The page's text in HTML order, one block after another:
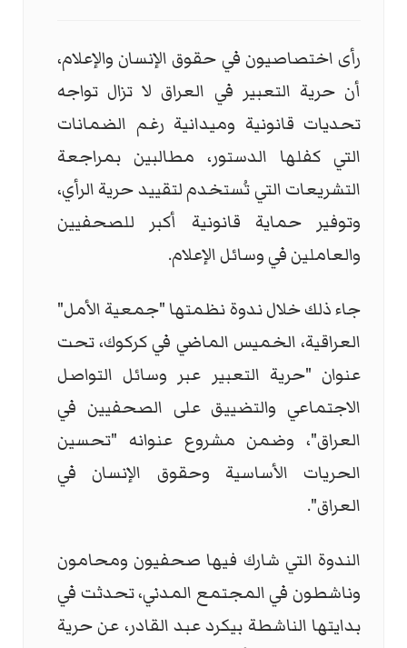
رأى اختصاصيون في حقوق الإنسان والإعلام،
أن حرية التعبير في العراق لا تزال تواجه
تحديات قانونية وميدانية رغم الضمانات
التي كفلها الدستور، مطالبين بمراجعة
التشريعات التي تُستخدم لتقييد حرية الرأي،
وتوفير حماية قانونية أكبر للصحفيين
والعاملين في وسائل الإعلام.
جاء ذلك خلال ندوة نظمتها "جمعية الأمل"
العراقية، الخميس الماضي في كركوك، تحت
عنوان "حرية التعبير عبر وسائل التواصل
الاجتماعي والتضييق على الصحفيين في
العراق"، وضمن مشروع عنوانه "تحسين
الحريات الأساسية وحقوق الإنسان في
العراق".
الندوة التي شارك فيها صحفيون ومحامون
وناشطون في المجتمع المدني، تحدثت في
بدايتها الناشطة بيكرد عبد القادر، عن حرية